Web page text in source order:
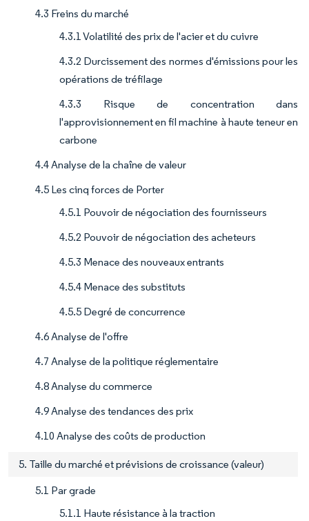
4.3 Freins du marché
4.3.1 Volatilité des prix de l'acier et du cuivre
4.3.2 Durcissement des normes d'émissions pour les
opérations de tréfilage
4.3.3 Risque de concentration dans
l'approvisionnement en fil machine à haute teneur en
carbone
4.4 Analyse de la chaîne de valeur
4.5 Les cinq forces de Porter
4.5.1 Pouvoir de négociation des fournisseurs
4.5.2 Pouvoir de négociation des acheteurs
4.5.3 Menace des nouveaux entrants
4.5.4 Menace des substituts
4.5.5 Degré de concurrence
4.6 Analyse de l'offre
4.7 Analyse de la politique réglementaire
4.8 Analyse du commerce
4.9 Analyse des tendances des prix
4.10 Analyse des coûts de production
5. Taille du marché et prévisions de croissance (valeur)
5.1 Par grade
5.1.1 Haute résistance à la traction